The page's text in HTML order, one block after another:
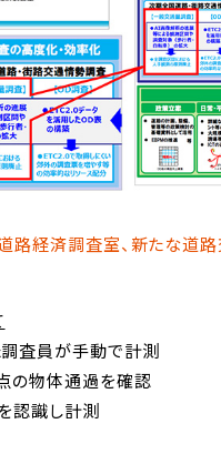
路経済調査室、新たな道
員が手動で計測
の物体通過を確認
認識し計測